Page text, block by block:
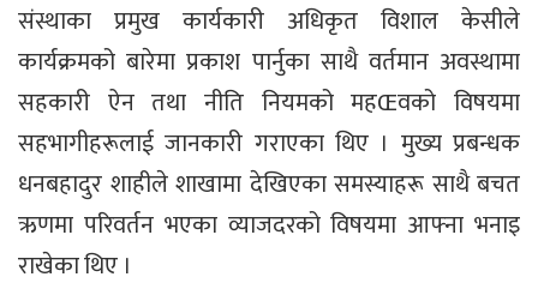
संस्थाका प्रमुख कार्यकारी अधिकृत विशाल केसीले
कार्यक्रमको बारेमा प्रकाश पार्नुका साथै वर्तमान अवस्थामा
सहकारी ऐन तथा नीति नियमको महŒवको विषयमा
सहभागीहरूलाई जानकारी गराएका थिए । मुख्य प्रबन्धक
धनबहादुर शाहीले शाखामा देखिएका समस्याहरू साथै बचत
ऋणमा परिवर्तन भएका व्याजदरको विषयमा आफ्ना भनाइ
राखेका थिए ।